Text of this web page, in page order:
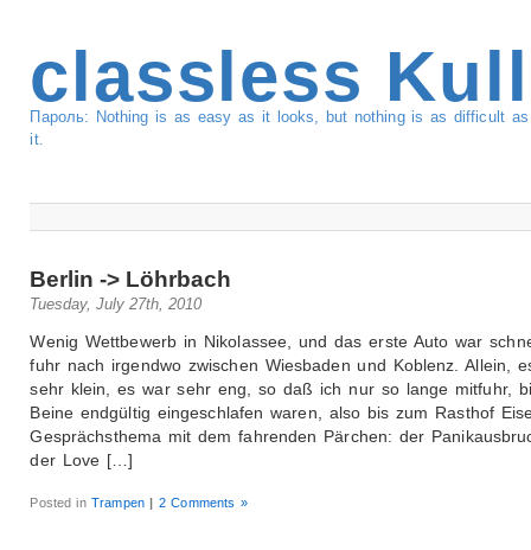
classless
Пароль: Nothing is as easy as it looks, but nothing is as difficult
it.
Berlin -> Löhrbach
Tuesday, July 27th, 2010
Wenig Wettbewerb in Nikolassee, und das erste Auto war
fuhr nach irgendwo zwischen Wiesbaden und Koblenz. Allein,
sehr klein, es war sehr eng, so daß ich nur so lange mitfuhr,
Beine endgültig eingeschlafen waren, also bis zum Rasthof
Gesprächsthema mit dem fahrenden Pärchen: der
der Love […]
Posted inTrampen | 2 Comments »